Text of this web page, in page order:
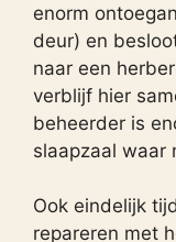
enorm
deur) en
naar een
verblijf hier
beheerder is
slaapzaal waar
Ook eindelijk
repareren met